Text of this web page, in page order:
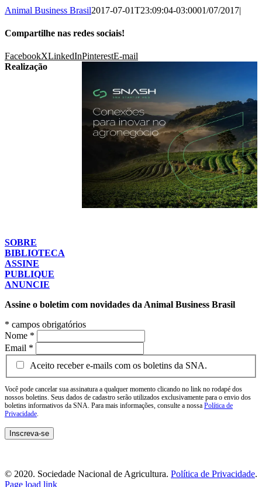
Animal Business Brasil2017-07-01T23:09:04-03:0001/07/2017|
Compartilhe nas redes sociais!
FacebookXLinkedInPinterestE-mail
Realização
SOBRE
BIBLIOTECA
ASSINE
PUBLIQUE
ANUNCIE
Assine o boletim com novidades da Animal Business Brasil
* campos obrigatórios
Nome *
Email *
Aceito receber e-mails com os boletins da SNA.
Você pode cancelar sua assinatura a qualquer momento clicando no link no rodapé dos
nossos boletins. Seus dados de cadastro serão utilizados exclusivamente para o envio dos
boletins informativos da SNA. Para mais informações, consulte a nossa Política de
Privacidade.
© 2020. Sociedade Nacional de Agricultura. Política de Privacidade.
Page load link